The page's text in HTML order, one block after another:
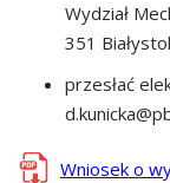
Wydział
351
przesłać
Wniosek o